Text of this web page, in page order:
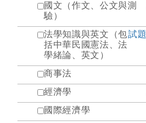
國文（作文、公文與測
驗）
法學知識與英文（包
括中華民國憲法、法
學緒論、英文）
試題
商事法
經濟學
國際經濟學